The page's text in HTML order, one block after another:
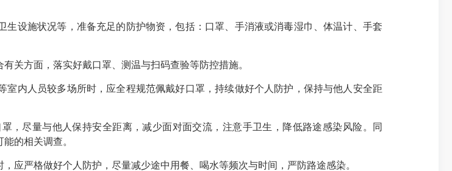
设施状况等，准备充足的防护物资，包括：口罩、手消液或消毒湿巾、体温计、手套
方面，落实好戴口罩、测温与扫码查验等防控措施。
内人员较多场所时，应全程规范佩戴好口罩，持续做好个人防护，保持与他人安全距
尽量与他人保持安全距离，减少面对面交流，注意手卫生，降低路途感染风险。同
的相关调查。
严格做好个人防护，尽量减少途中用餐、喝水等频次与时间，严防路途感染。